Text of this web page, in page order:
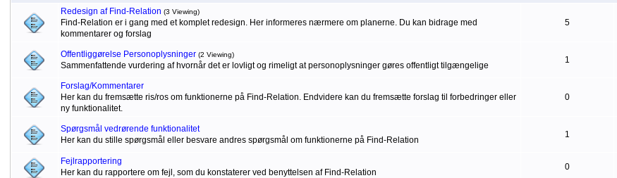
Redesign af Find-Relation (3 Viewing)
Find-Relation er i gang med et komplet redesign. Her informeres nærmere om planerne. Du kan bidrage med
kommentarer og forslag
5
Offentliggørelse Personoplysninger (2 Viewing)
Sammenfattende vurdering af hvornår det er lovligt og rimeligt at personoplysninger gøres offentligt tilgængelige
1
Forslag/Kommentarer
Her kan du fremsætte ris/ros om funktionerne på Find-Relation. Endvidere kan du fremsætte forslag til forbedringer eller
ny funktionalitet.
0
Spørgsmål vedrørende funktionalitet
Her kan du stille spørgsmål eller besvare andres spørgsmål om funktionerne på Find-Relation
1
Fejlrapportering
Her kan du rapportere om fejl, som du konstaterer ved benyttelsen af Find-Relation
0